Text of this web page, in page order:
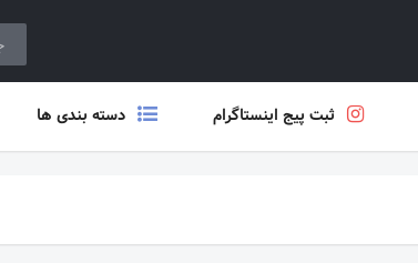
ثبت پیج اینستاگرام دسته بندی ها